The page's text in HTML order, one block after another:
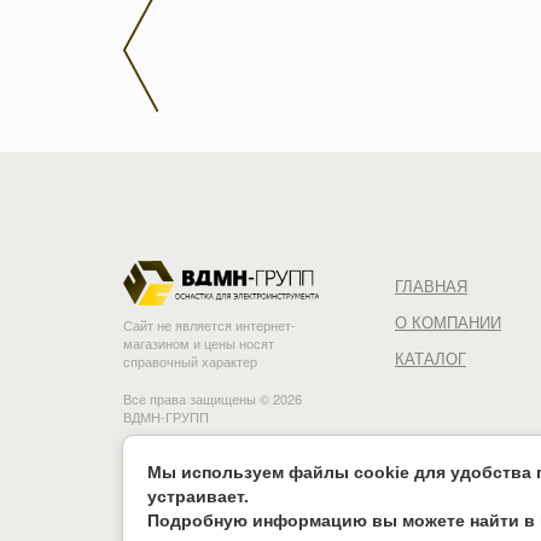
Сайт не является интернет-
магазином и цены носят
справочный характер
Все права защищены © 2026
ВДМН-ГРУПП
ГЛАВНАЯ
О КОМПАНИИ
КАТАЛОГ
Мы используем файлы cookie для удобства
устраивает.
Подробную информацию вы можете найти в